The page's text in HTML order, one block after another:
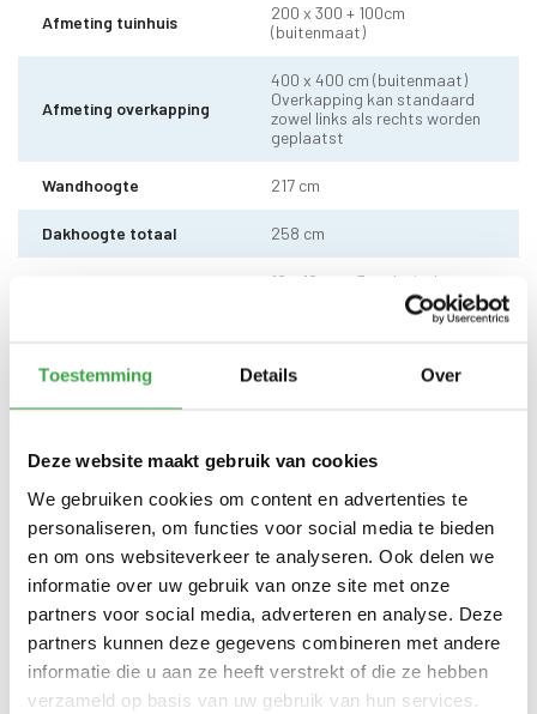
Toestemming Details Over
Deze website maakt gebruik van cookies
We gebruiken cookies om content en advertenties te
personaliseren, om functies voor social media te bieden
en om ons websiteverkeer te analyseren. Ook delen we
informatie over uw gebruik van onze site met onze
partners voor social media, adverteren en analyse. Deze
partners kunnen deze gegevens combineren met andere
informatie die u aan ze heeft verstrekt of die ze hebben
verzameld op basis van uw gebruik van hun services.
Afmeting tuinhuis
200 x 300 + 100cm
(buitenmaat)
Afmeting overkapping
400 x 400 cm (buitenmaat)
Overkapping kan standaard
zowel links als rechts worden
geplaatst
Wandhoogte 217 cm
Dakhoogte totaal 258 cm
10 x 10 cm - 3 stuks incl.
Dakbedekking
Deur
voorzien van echt glas
Doorloophoogte deur 188 cm
Bevestigingsmaterialen
Alle bevestigingsmaterialen
zijn inbegrepen
Transport
Gratis thuisbezorgd - In
Nederland